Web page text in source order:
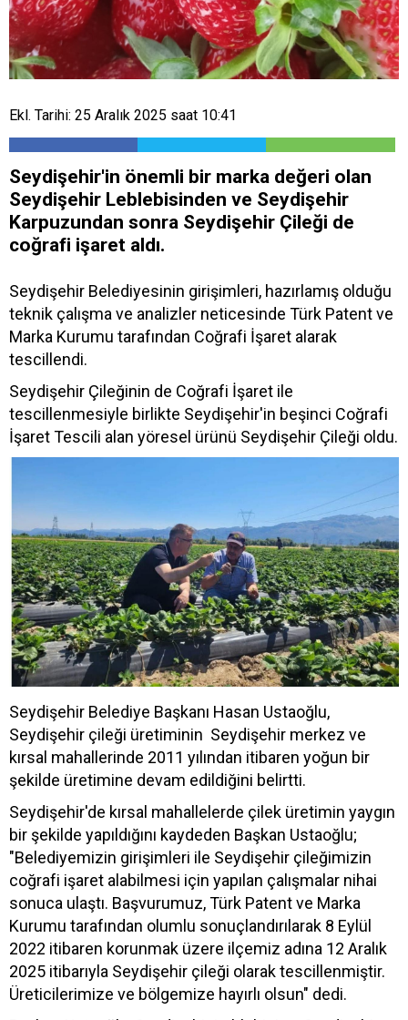
Ekl. Tarihi: 25 Aralık 2025 saat 10:41
Seydişehir'in önemli bir marka değeri olan
Seydişehir Leblebisinden ve Seydişehir
Karpuzundan sonra Seydişehir Çileği de
coğrafi işaret aldı.
Seydişehir Belediyesinin girişimleri, hazırlamış olduğu
teknik çalışma ve analizler neticesinde Türk Patent ve
Marka Kurumu tarafından Coğrafi İşaret alarak
tescillendi.
Seydişehir Çileğinin de Coğrafi İşaret ile
tescillenmesiyle birlikte Seydişehir'in beşinci Coğrafi
İşaret Tescili alan yöresel ürünü Seydişehir Çileği oldu.
Seydişehir Belediye Başkanı Hasan Ustaoğlu,
Seydişehir çileği üretiminin Seydişehir merkez ve
kırsal mahallerinde 2011 yılından itibaren yoğun bir
şekilde üretimine devam edildiğini belirtti.
Seydişehir'de kırsal mahallelerde çilek üretimin yaygın
bir şekilde yapıldığını kaydeden Başkan Ustaoğlu;
"Belediyemizin girişimleri ile Seydişehir çileğimizin
coğrafi işaret alabilmesi için yapılan çalışmalar nihai
sonuca ulaştı. Başvurumuz, Türk Patent ve Marka
Kurumu tarafından olumlu sonuçlandırılarak 8 Eylül
2022 itibaren korunmak üzere ilçemiz adına 12 Aralık
2025 itibarıyla Seydişehir çileği olarak tescillenmiştir.
Üreticilerimize ve bölgemize hayırlı olsun" dedi.